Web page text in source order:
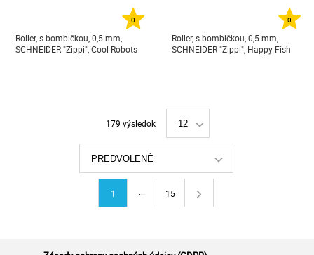
0
Roller, s bombičkou, 0,5 mm,
SCHNEIDER "Zippi", Cool Robots
0
Roller, s bombičkou, 0,5 mm,
SCHNEIDER "Zippi", Happy Fish
179 výsledok 12
PREDVOLENÉ
1 15